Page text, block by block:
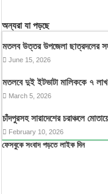
অন্যরা যা পড়ছে
মতলব উত্তর উপজেলা ছাত্রদলের
June 15, 2026
মতলবে দুই ইটভাটা মালিককে ৭ লাখ
March 5, 2026
চাঁদপুরসহ সারাদেশের চরাঞ্চলে
February 10, 2026
ফেসবুকে সংবাদ পড়তে লাইক দিন